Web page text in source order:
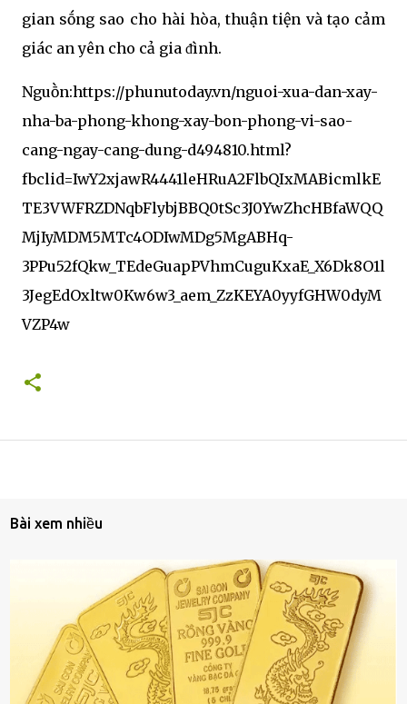
gian sṓng sao cho hài hòa, thuận tiện và tạo cảm
giác an yên cho cả gia ᵭình.
Nguṑn:https://phunutoday.vn/nguoi-xua-dan-xay-
nha-ba-phong-khong-xay-bon-phong-vi-sao-
cang-ngay-cang-dung-d494810.html?
fbclid=IwY2xjawR4441leHRuA2FlbQIxMABicmlkE
TE3VWFRZDNqbFlybjBBQ0tSc3J0YwZhcHBfaWQQ
MjIyMDM5MTc4ODIwMDg5MgABHq-
3PPu52fQkw_TEdeGuapPVhmCuguKxaE_X6Dk8O1l
3JegEdOxltw0Kw6w3_aem_ZzKEYA0yyfGHW0dyM
VZP4w
Bài xem nhiều